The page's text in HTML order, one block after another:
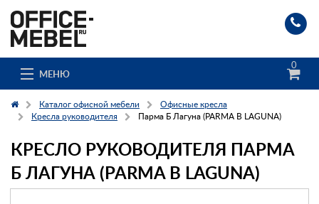
МЕНЮ
0
Каталог
О компании
Каталог офисной мебели
Офисные кресла
Кресла руководителя
Парма Б Лагуна (PARMA B LAGUNA)
КРЕСЛО РУКОВОДИТЕЛЯ ПАРМА
Б ЛАГУНА (PARMA B LAGUNA)